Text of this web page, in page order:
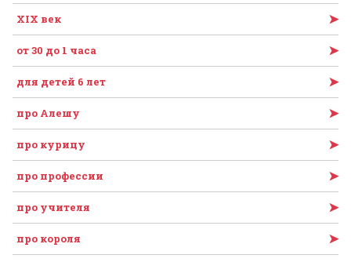
XIX век ➤
от 30 до 1 часа ➤
для детей 6 лет ➤
про Алешу ➤
про курицу ➤
про профессии ➤
про учителя ➤
про короля ➤